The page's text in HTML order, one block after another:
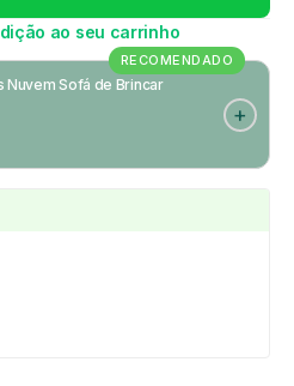
ao seu carrinho
RECOMENDADO
Sofá de Brincar